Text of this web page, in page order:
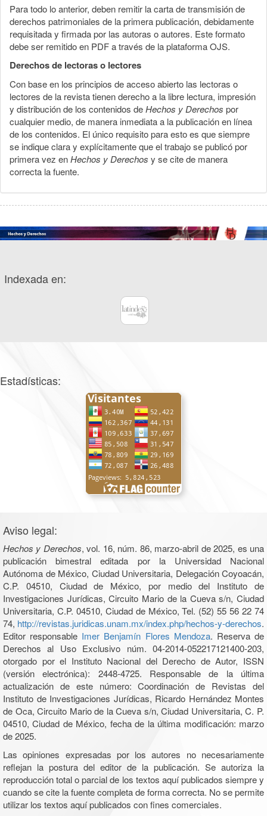
Para todo lo anterior, deben remitir la carta de transmisión de
derechos patrimoniales de la primera publicación, debidamente
requisitada y firmada por las autoras o autores. Este formato
debe ser remitido en PDF a través de la plataforma OJS.
Derechos de lectoras o lectores
Con base en los principios de acceso abierto las lectoras o
lectores de la revista tienen derecho a la libre lectura, impresión
y distribución de los contenidos deHechos y Derechos por
cualquier medio, de manera inmediata a la publicación en línea
de los contenidos. El único requisito para esto es que siempre
se indique clara y explícitamente que el trabajo se publicó por
primera vez enHechos y Derechos y se cite de manera
correcta la fuente.
Indexada en:
Estadísticas:
Aviso legal:
Hechos y Derechos, vol. 16, núm. 86, marzo-abril de 2025, es una
publicación bimestral editada por la Universidad Nacional
Autónoma de México, Ciudad Universitaria, Delegación Coyoacán,
C.P. 04510, Ciudad de México, por medio del Instituto de
Investigaciones Jurídicas, Circuito Mario de la Cueva s/n, Ciudad
Universitaria, C.P. 04510, Ciudad de México, Tel. (52) 55 56 22 74
74, http://revistas.juridicas.unam.mx/index.php/hechos-y-derechos.
Editor responsable Imer Benjamín Flores Mendoza. Reserva de
Derechos al Uso Exclusivo núm. 04-2014-052217121400-203,
otorgado por el Instituto Nacional del Derecho de Autor, ISSN
(versión electrónica): 2448-4725. Responsable de la última
actualización de este número: Coordinación de Revistas del
Instituto de Investigaciones Jurídicas, Ricardo Hernández Montes
de Oca, Circuito Mario de la Cueva s/n, Ciudad Universitaria, C. P.
04510, Ciudad de México, fecha de la última modificación: marzo
de 2025.
Las opiniones expresadas por los autores no necesariamente
reflejan la postura del editor de la publicación. Se autoriza la
reproducción total o parcial de los textos aquí publicados siempre y
cuando se cite la fuente completa de forma correcta. No se permite
utilizar los textos aquí publicados con fines comerciales.